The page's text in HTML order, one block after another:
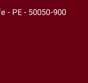
- PE - 50050-900